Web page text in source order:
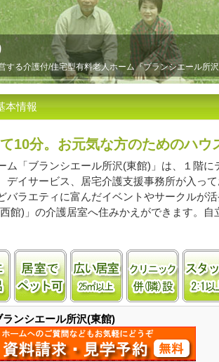
する介護付/住宅型有料老人ホーム『ブランシエール所
本情報
10分。お元気な方のためのハウ
ム「ブランシエール所沢(東館)」は、１階
デイサービス、居宅介護支援事務所が入っ
バラエティに富んだイベントやサークルが
館)」の介護居室へ住みかえができます。
チンあり
居室に風呂ありペット飼育可居室25㎡以上クリニ
ランシエール所沢(東館)